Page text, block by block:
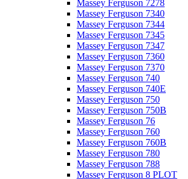
Massey Ferguson 7278
Massey Ferguson 7340
Massey Ferguson 7344
Massey Ferguson 7345
Massey Ferguson 7347
Massey Ferguson 7360
Massey Ferguson 7370
Massey Ferguson 740
Massey Ferguson 740E
Massey Ferguson 750
Massey Ferguson 750B
Massey Ferguson 76
Massey Ferguson 760
Massey Ferguson 760B
Massey Ferguson 780
Massey Ferguson 788
Massey Ferguson 8 PLOT